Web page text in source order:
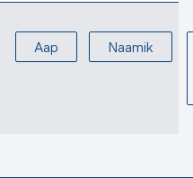
Aap Naamik